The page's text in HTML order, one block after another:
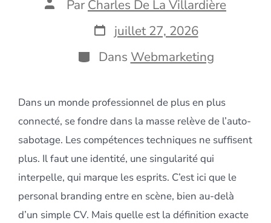
Auteur
publication
ParCharles De La Villardière
Date
de
publication
juillet 27, 2026
Catégories
Dans Webmarketing
Dans un monde professionnel de plus en plus
connecté, se fondre dans la masse relève de l’auto-
sabotage. Les compétences techniques ne suffisent
plus. Il faut une identité, une singularité qui
interpelle, qui marque les esprits. C’est ici que le
personal branding entre en scène, bien au-delà
d’un simple CV. Mais quelle est la définition exacte